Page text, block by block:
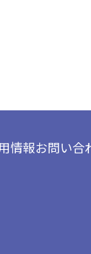
情報お問い合